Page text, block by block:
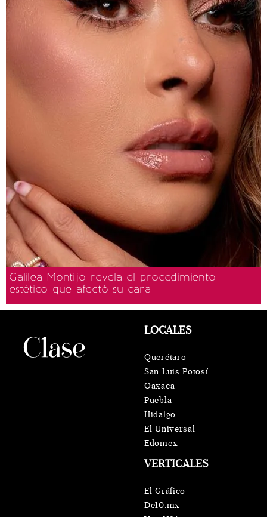
Galilea Montijo revela el procedimiento
estético que afectó su cara
VERTICALES
El Gráfico
De10.mx
LOCALES
Querétaro
San Luis Potosí
Oaxaca
Puebla
Hidalgo
El Universal
Edomex